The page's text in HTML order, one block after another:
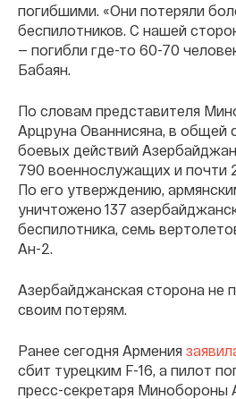
погибшими. «Они потеряли
беспилотников. С нашей
— погибли где-то 60-70
Бабаян.
По словам представителя
Арцруна Ованнисяна, в общей
боевых действий
790 военнослужащих и почти
По его утверждению,
уничтожено 137
беспилотника, семь
Ан-2.
Азербайджанская сторона не
своим потерям.
Ранее сегодня Армения
сбит турецким F-16, а пилот
пресс-секретаря